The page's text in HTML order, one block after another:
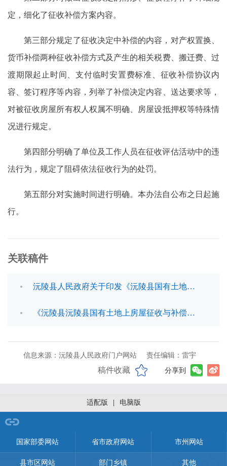
定，细化了征收补偿方案内容。
第三部分规定了征收决定中补偿的内容，对产权置换、
货币补偿两种征收补偿方式及产生的相关税费、搬迁费、过
渡期限起止时间、支付临时安置费标准、征收补偿协议内
容、签订程序等内容，列举了补偿决定内容、送达要求等，
对被征收房屋所有权人权属不明确、房屋设抵押权等特殊情
况进行规定。
第四部分明确了单位及工作人员在征收评估活动中的违
法行为，规定了阻碍依法征收行为的处罚。
第五部分对实施时间进行明确。本办法自公布之日起施
行。
关联稿件
沅陵县人民政府关于印发《沅陵县国有土地上房屋征收与补偿办法》的通知
《沅陵县沅陵县国有土地上房屋征收与补偿办法》政策解读
信息来源：沅陵县人民政府门户网站 责任编辑：雷宇
稿件收藏 分享到
适配版 电脑版
国家部委网站 省市政府网站 市州网站
县市区网站 部门乡镇 其他